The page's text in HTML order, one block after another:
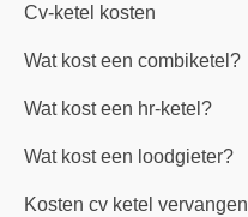
Cv-ketel kosten
Wat kost een combiketel?
Wat kost een hr-ketel?
Wat kost een loodgieter?
Kosten cv ketel vervangen